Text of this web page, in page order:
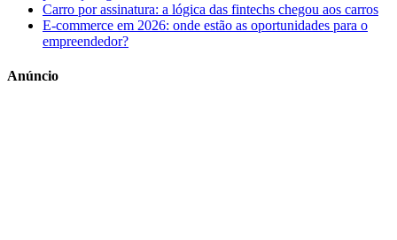
Carro por assinatura: a lógica das fintechs chegou aos carros
E-commerce em 2026: onde estão as oportunidades para o
empreendedor?
Anúncio